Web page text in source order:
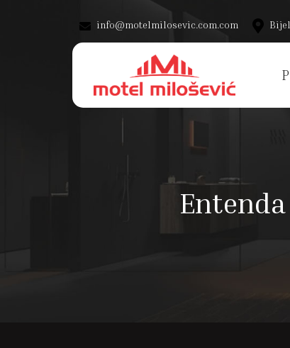
info@motelmilosevic.com.com